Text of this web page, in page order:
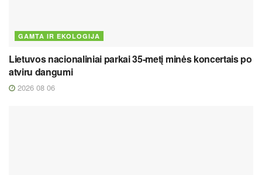
GAMTA IR EKOLOGIJA
Lietuvos nacionaliniai parkai 35-metį minės koncertais po
atviru dangumi
2026 08 06